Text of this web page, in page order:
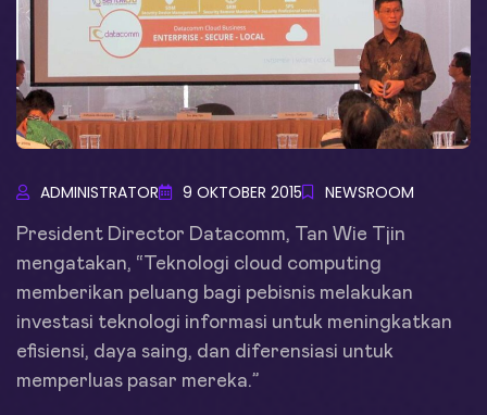
ADMINISTRATOR 9 OKTOBER 2015 NEWSROOM
President Director Datacomm, Tan Wie Tjin
mengatakan, “Teknologi cloud computing
memberikan peluang bagi pebisnis melakukan
investasi teknologi informasi untuk meningkatkan
efisiensi, daya saing, dan diferensiasi untuk
memperluas pasar mereka.”